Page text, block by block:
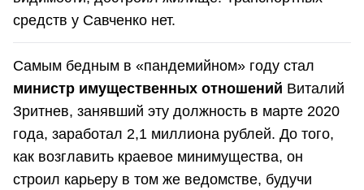
средств у Савченко нет.
Самым бедным в «пандемийном» году стал
министр имущественных отношений Виталий
Зритнев, занявший эту должность в марте 2020
года, заработал 2,1 миллиона рублей. До того,
как возглавить краевое минимущества, он
строил карьеру в том же ведомстве, будучи